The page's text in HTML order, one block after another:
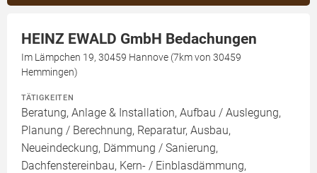
HEINZ EWALD GmbH Bedachungen
Im Lämpchen 19, 30459 Hannove (7km von 30459
Hemmingen)
TÄTIGKEITEN
Beratung, Anlage & Installation, Aufbau / Auslegung,
Planung / Berechnung, Reparatur, Ausbau,
Neueindeckung, Dämmung / Sanierung,
Dachfenstereinbau, Kern- / Einblasdämmung,